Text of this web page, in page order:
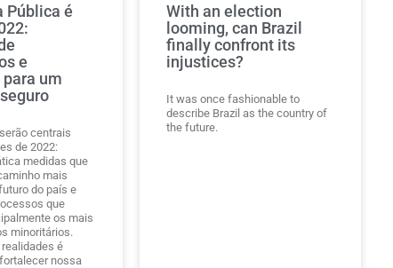
Pública é
e
um
centrais
de 2022:
medidas que
mais
do país e
que
os mais
minoritários.
é
nossa
With an election
looming, can Brazil
finally confront its
injustices?
It was once fashionable to
describe Brazil as the country of
the future.